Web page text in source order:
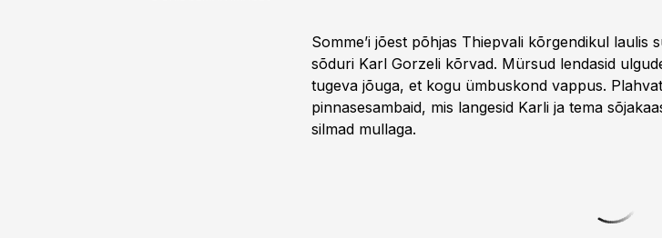
Somme’i jõest põhjas Thiepvali kõrgendikul laulis
sõduri Karl Gorzeli kõrvad. Mürsud lendasid
tugeva jõuga, et kogu ümbuskond vappus.
pinnasesambaid, mis langesid Karli ja tema
silmad mullaga.